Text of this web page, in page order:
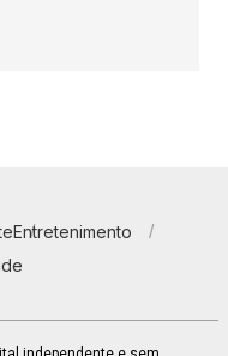
Entretenimento